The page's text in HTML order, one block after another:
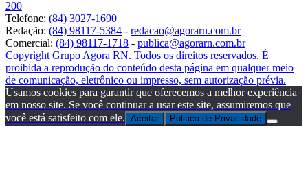
200
Telefone: (84) 3027-1690
Redação: (84) 98117-5384 - redacao@agorarn.com.br
Comercial: (84) 98117-1718 - publica@agorarn.com.br
Copyright Grupo Agora RN. Todos os direitos reservados. É
proibida a reprodução do conteúdo desta página em qualquer meio
de comunicação, eletrônico ou impresso, sem autorização prévia.
Usamos cookies para garantir que oferecemos a melhor experiência
em nosso site. Se você continuar a usar este site, assumiremos que
você está satisfeito com ele. Aceitar Politica de Privacidade